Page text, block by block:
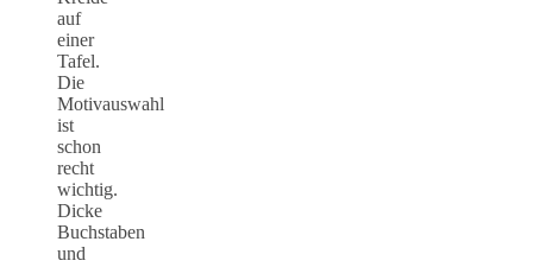
auf
einer
Tafel.
Die
Motivauswahl
ist
schon
recht
wichtig.
Dicke
Buchstaben
und